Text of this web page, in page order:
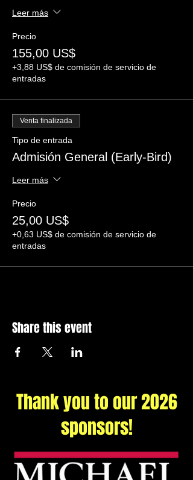
Leer más
Precio
155,00 US$
+3,88 US$ de comisión de servicio de
entradas
Venta finalizada
Tipo de entrada
Admisión General (Early-Bird)
Leer más
Precio
25,00 US$
+0,63 US$ de comisión de servicio de
entradas
Share this event
Thank you to our 2026
sponsors!